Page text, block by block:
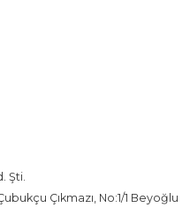
Şti.
Çıkmazı, No:1/1 Beyoğlu